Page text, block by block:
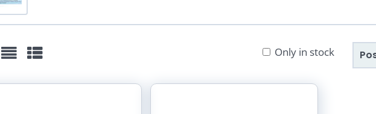
Only in stock